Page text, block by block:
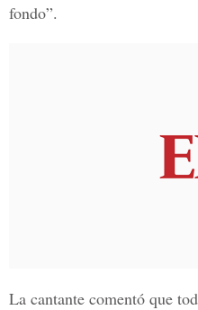
fondo”.
La cantante comentó que